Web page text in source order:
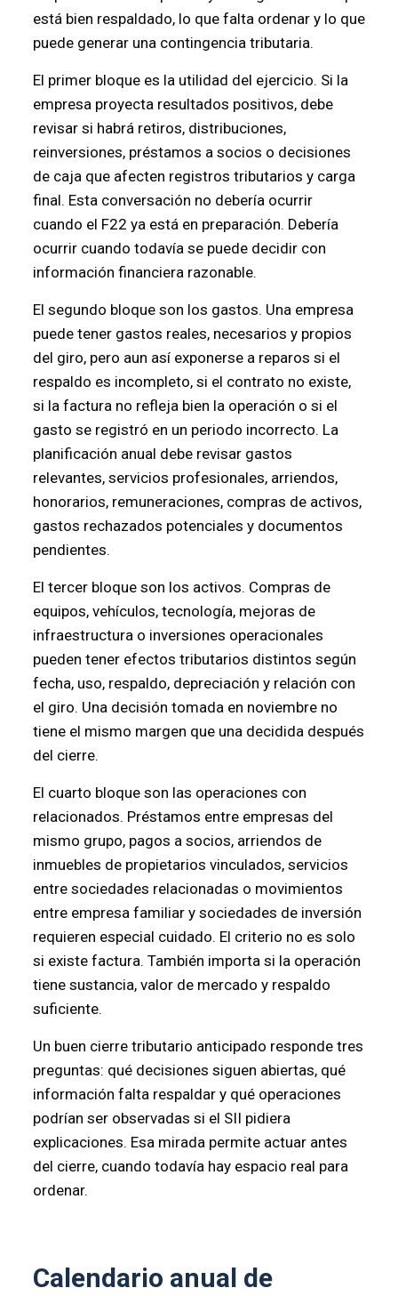
está bien respaldado, lo que falta ordenar y lo que
puede generar una contingencia tributaria.
El primer bloque es la utilidad del ejercicio. Si la
empresa proyecta resultados positivos, debe
revisar si habrá retiros, distribuciones,
reinversiones, préstamos a socios o decisiones
de caja que afecten registros tributarios y carga
final. Esta conversación no debería ocurrir
cuando el F22 ya está en preparación. Debería
ocurrir cuando todavía se puede decidir con
información financiera razonable.
El segundo bloque son los gastos. Una empresa
puede tener gastos reales, necesarios y propios
del giro, pero aun así exponerse a reparos si el
respaldo es incompleto, si el contrato no existe,
si la factura no refleja bien la operación o si el
gasto se registró en un periodo incorrecto. La
planificación anual debe revisar gastos
relevantes, servicios profesionales, arriendos,
honorarios, remuneraciones, compras de activos,
gastos rechazados potenciales y documentos
pendientes.
El tercer bloque son los activos. Compras de
equipos, vehículos, tecnología, mejoras de
infraestructura o inversiones operacionales
pueden tener efectos tributarios distintos según
fecha, uso, respaldo, depreciación y relación con
el giro. Una decisión tomada en noviembre no
tiene el mismo margen que una decidida después
del cierre.
El cuarto bloque son las operaciones con
relacionados. Préstamos entre empresas del
mismo grupo, pagos a socios, arriendos de
inmuebles de propietarios vinculados, servicios
entre sociedades relacionadas o movimientos
entre empresa familiar y sociedades de inversión
requieren especial cuidado. El criterio no es solo
si existe factura. También importa si la operación
tiene sustancia, valor de mercado y respaldo
suficiente.
Un buen cierre tributario anticipado responde tres
preguntas: qué decisiones siguen abiertas, qué
información falta respaldar y qué operaciones
podrían ser observadas si el SII pidiera
explicaciones. Esa mirada permite actuar antes
del cierre, cuando todavía hay espacio real para
ordenar.
Calendario anual de